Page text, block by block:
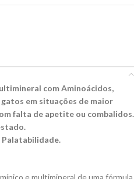
com Aminoácidos,
em situações de maior
falta de apetite ou combalidos.
Palatabilidade.
e multimineral de uma fórmula